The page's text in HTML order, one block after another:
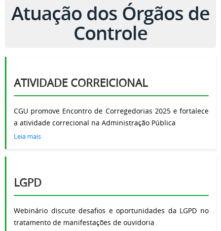
Atuação dos Órgãos de
Controle
ATIVIDADE CORREICIONAL
CGU promove Encontro de Corregedorias 2025 e fortalece
a atividade correcional na Administração Pública
Leia mais
LGPD
Webinário discute desafios e oportunidades da LGPD no
tratamento de manifestações de ouvidoria